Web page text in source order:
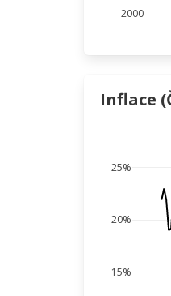
2000
Inflace
15%
20%
25%